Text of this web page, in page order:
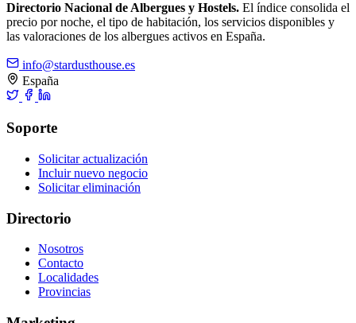
Directorio Nacional de Albergues y Hostels. El índice consolida el
precio por noche, el tipo de habitación, los servicios disponibles y
las valoraciones de los albergues activos en España.
info@stardusthouse.es
España
Soporte
Solicitar actualización
Incluir nuevo negocio
Solicitar eliminación
Directorio
Nosotros
Contacto
Localidades
Provincias